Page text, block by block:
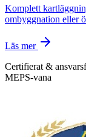
Komplett
ombyggnation eller
Läs mer
Certifierat &
MEPS-vana